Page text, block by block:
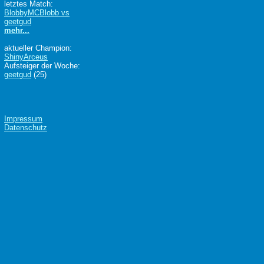
letztes Match:
BlobbyMCBlobb vs
geetgud
mehr...
aktueller Champion:
ShinyArceus
Aufsteiger der Woche:
geetgud (25)
Impressum
Datenschutz